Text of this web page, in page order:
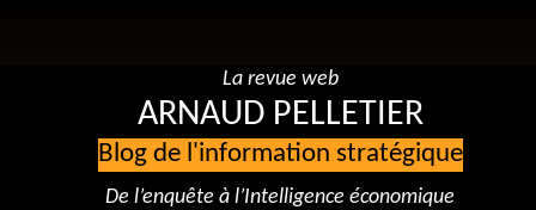
La revue web
ARNAUD PELLETIER
Blog de l'information stratégique
De l’enquête à l’Intelligence économique